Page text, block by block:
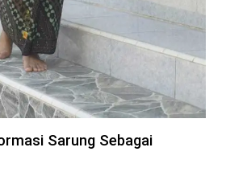
Sarung Sebagai